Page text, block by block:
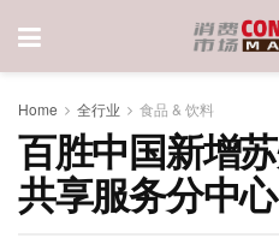
Home 全行业 食品 & 饮料
百胜中国新增
共享服务分中心